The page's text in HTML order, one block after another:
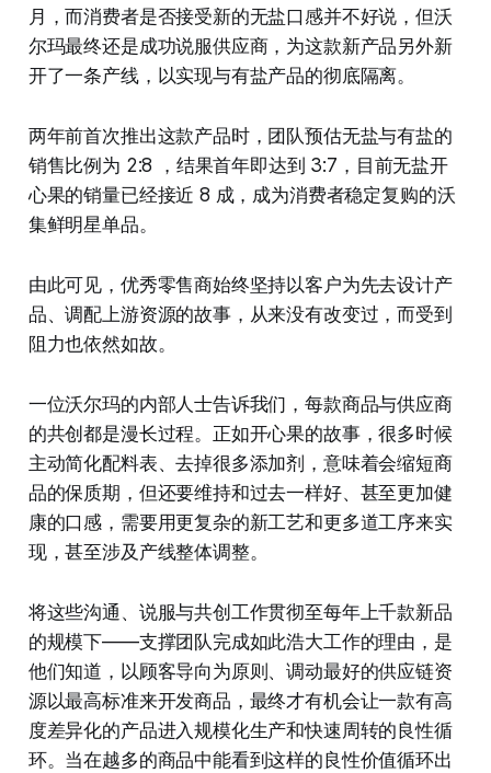
月，而消费者是否接受新的无盐口感并不好说，但沃
尔玛最终还是成功说服供应商，为这款新产品另外新
开了一条产线，以实现与有盐产品的彻底隔离。
两年前首次推出这款产品时，团队预估无盐与有盐的
销售比例为 2:8 ，结果首年即达到 3:7，目前无盐开
心果的销量已经接近 8 成，成为消费者稳定复购的沃
集鲜明星单品。
由此可见，优秀零售商始终坚持以客户为先去设计产
品、调配上游资源的故事，从来没有改变过，而受到
阻力也依然如故。
一位沃尔玛的内部人士告诉我们，每款商品与供应商
的共创都是漫长过程。正如开心果的故事，很多时候
主动简化配料表、去掉很多添加剂，意味着会缩短商
品的保质期，但还要维持和过去一样好、甚至更加健
康的口感，需要用更复杂的新工艺和更多道工序来实
现，甚至涉及产线整体调整。
将这些沟通、说服与共创工作贯彻至每年上千款新品
的规模下——支撑团队完成如此浩大工作的理由，是
他们知道，以顾客导向为原则、调动最好的供应链资
源以最高标准来开发商品，最终才有机会让一款有高
度差异化的产品进入规模化生产和快速周转的良性循
环。当在越多的商品中能看到这样的良性价值循环出